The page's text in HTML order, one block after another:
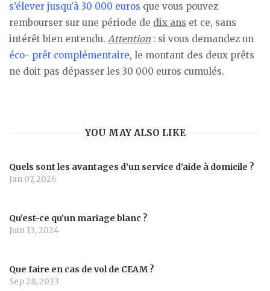
s’élever jusqu’à 30 000 euros que vous pouvez
rembourser sur une période de dix ans et ce, sans
intérêt bien entendu. Attention : si vous demandez un
éco- prêt complémentaire, le montant des deux prêts
ne doit pas dépasser les 30 000 euros cumulés.
YOU MAY ALSO LIKE
Quels sont les avantages d’un service d’aide à domicile ?
Jan 07, 2026
Qu’est-ce qu’un mariage blanc ?
Juin 13, 2024
Que faire en cas de vol de CEAM ?
Sep 28, 2023